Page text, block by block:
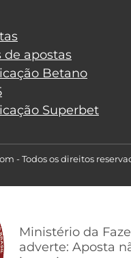
de apostas
Betano
Superbet
- Todos os direitos
Ministério da
adverte: Aposta